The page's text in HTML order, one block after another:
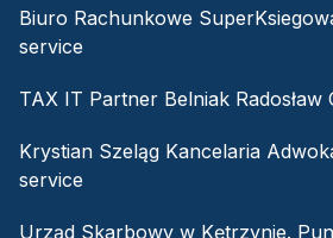
Biuro Rachunkowe
service
TAX IT Partner Belniak Radosław
Krystian Szeląg Kancelaria
service
Urząd Skarbowy w Kętrzynie.